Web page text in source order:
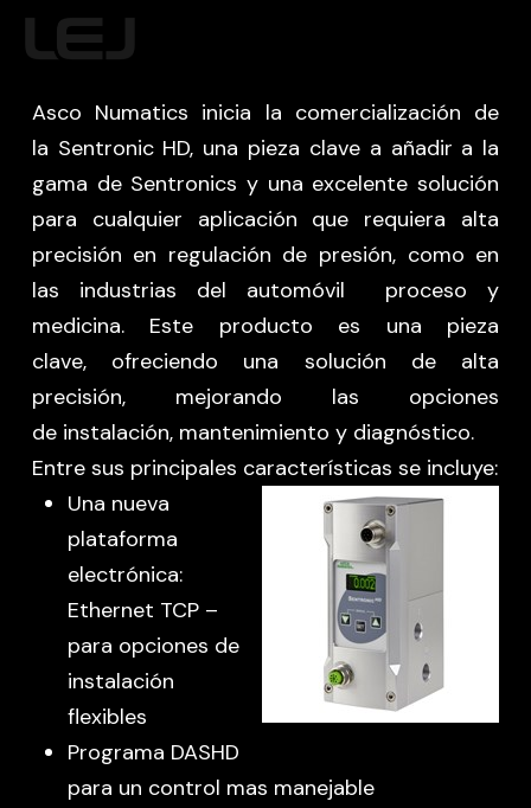
Skip
content
Asco Numatics inicia la comercialización de
la Sentronic HD, una pieza clave a añadir a la
gama de Sentronics y una excelente solución
para cualquier aplicación que requiera alta
precisión en regulación de presión, como en
las industrias del automóvil proceso y
medicina. Este producto es una pieza
clave, ofreciendo una solución de alta
precisión, mejorando las opciones
de instalación, mantenimiento y diagnóstico.
Entre sus principales características se incluye:
Una nueva
plataforma
electrónica:
Ethernet TCP –
para opciones de
instalación
flexibles
Programa DASHD
para un control mas manejable